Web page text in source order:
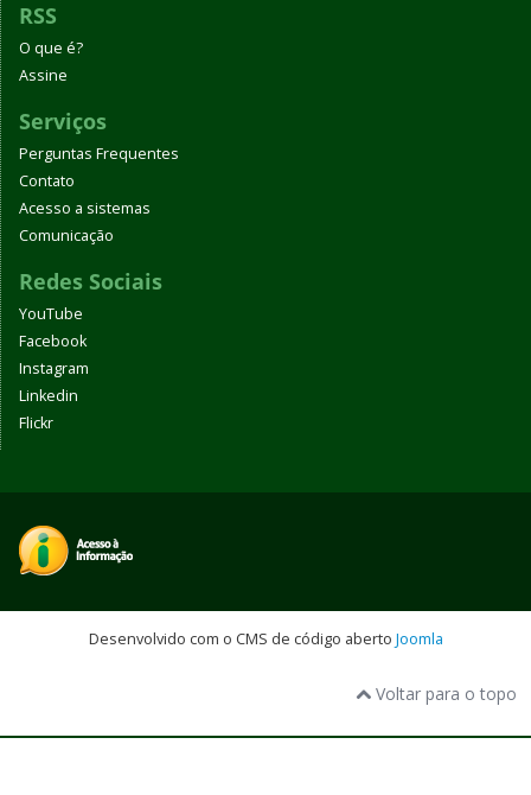
RSS
O que é?
Assine
Serviços
Perguntas Frequentes
Contato
Acesso a sistemas
Comunicação
Redes Sociais
YouTube
Facebook
Instagram
Linkedin
Flickr
Desenvolvido com o CMS de código aberto Joomla
Voltar para o topo